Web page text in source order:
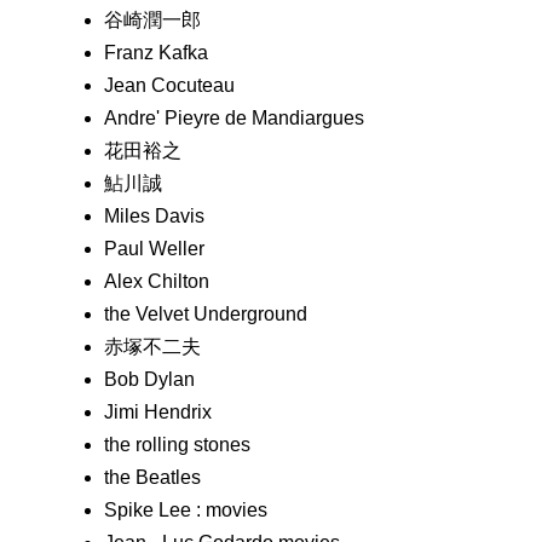
谷崎潤一郎
Franz Kafka
Jean Cocuteau
Andre' Pieyre de Mandiargues
花田裕之
鮎川誠
Miles Davis
Paul Weller
Alex Chilton
the Velvet Underground
赤塚不二夫
Bob Dylan
Jimi Hendrix
the rolling stones
the Beatles
Spike Lee : movies